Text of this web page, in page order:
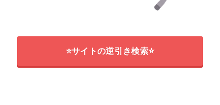
⭐サイトの逆引き検索⭐